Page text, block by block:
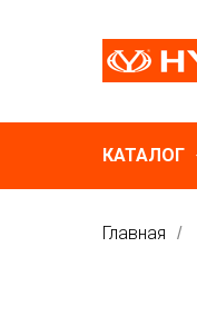
КАТАЛОГ
Главная /